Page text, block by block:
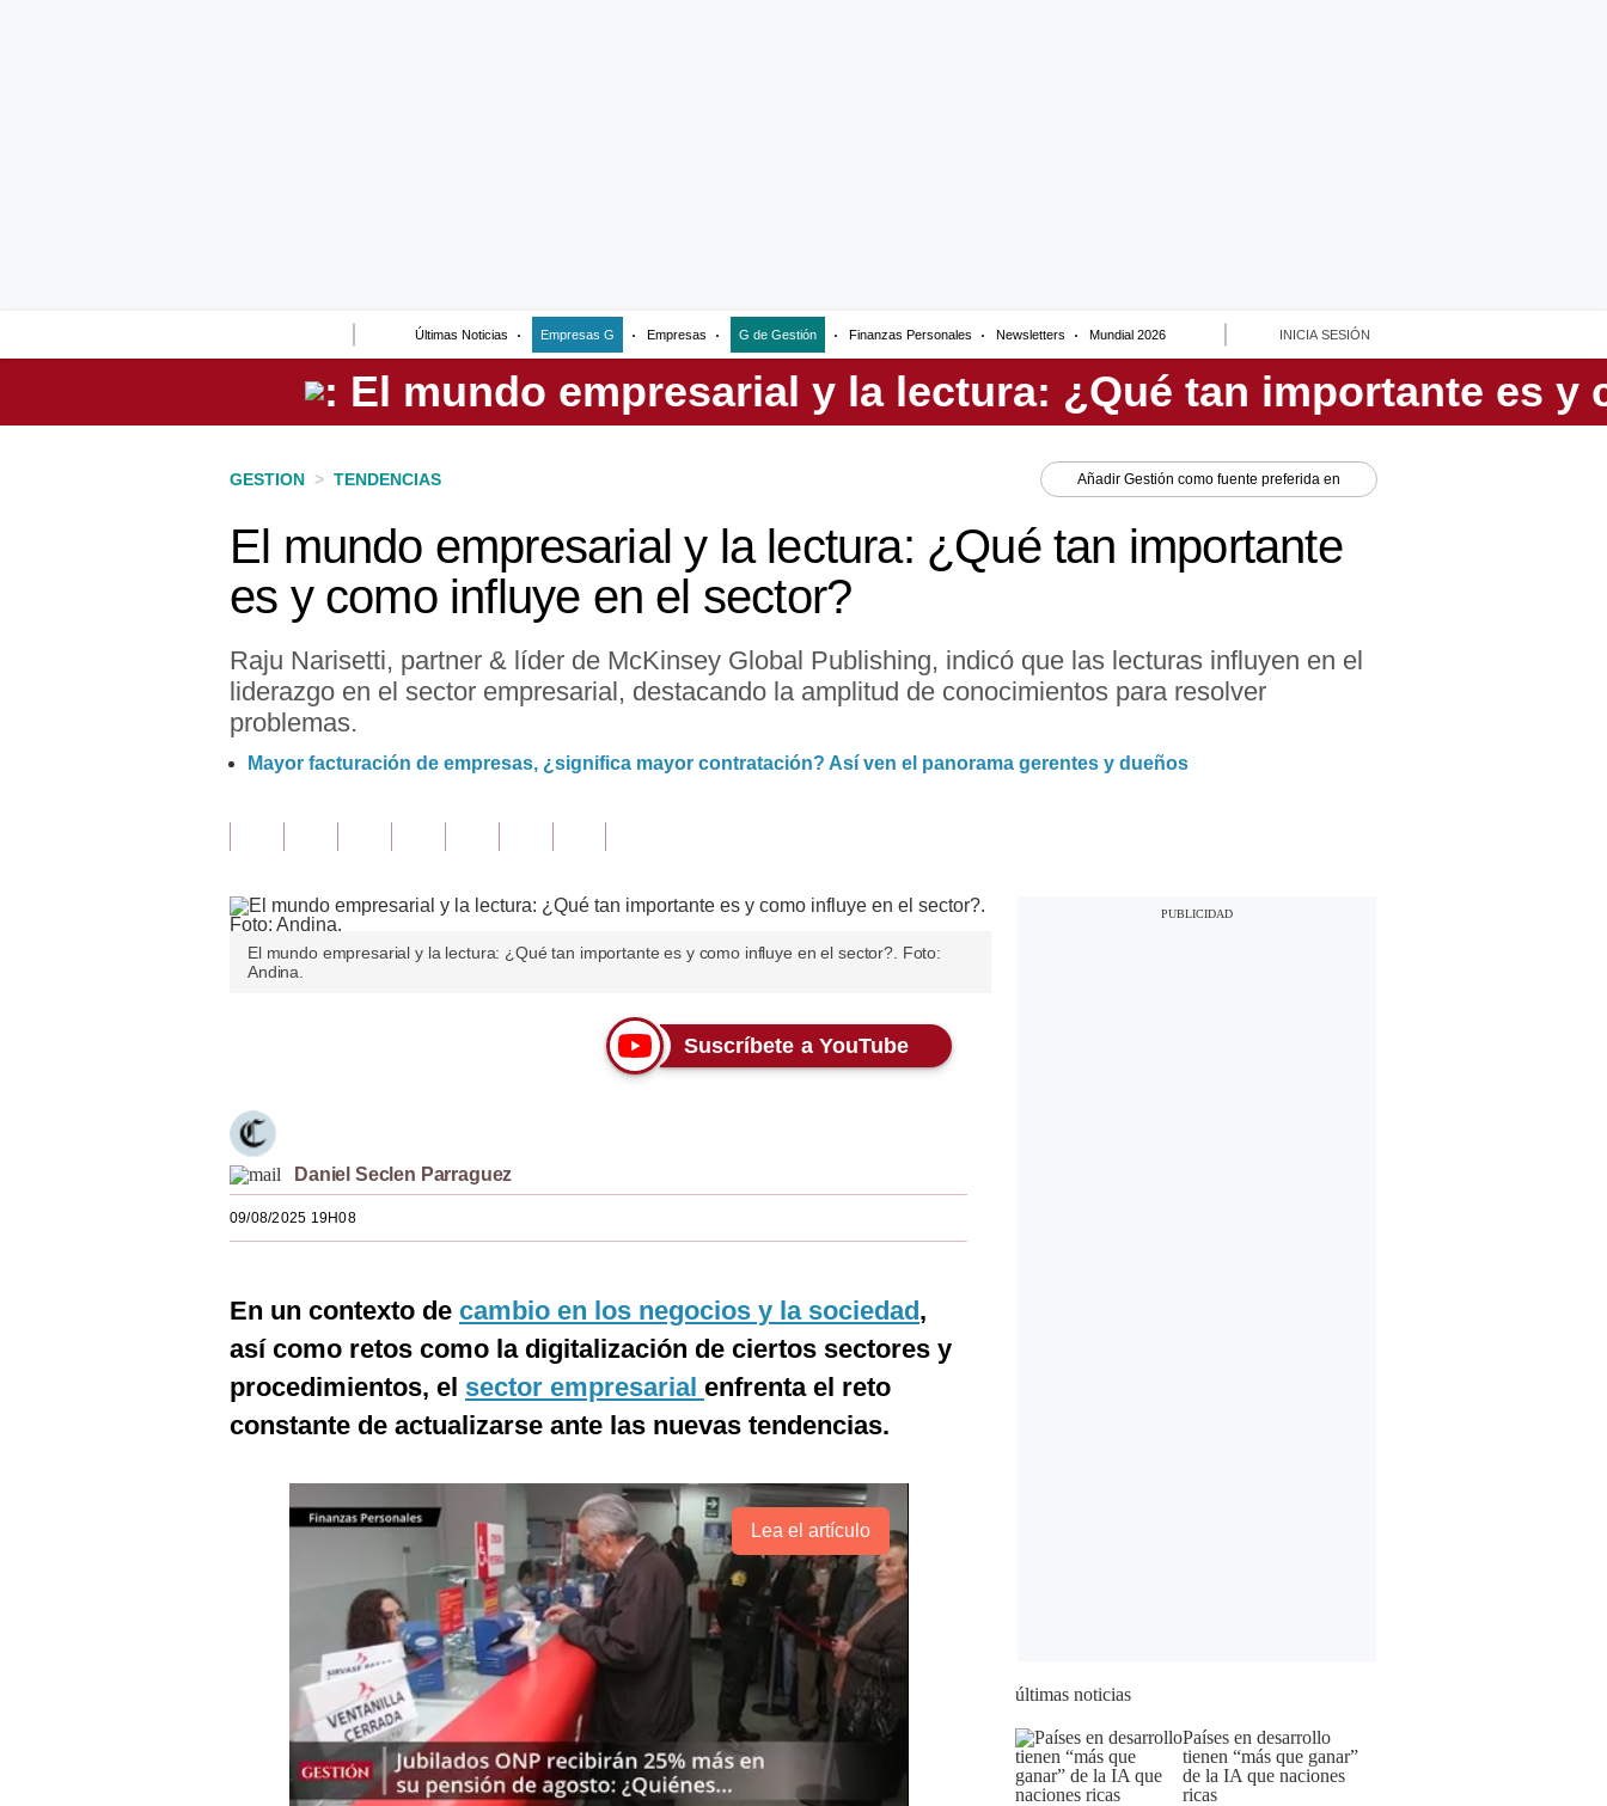
Últimas Noticias Empresas G Empresas G de Gestión Finanzas Personales Newsletters Mundial 2026 INICIA SESIÓN
Perú
GESTION > TENDENCIAS Añadir Gestión como fuente preferida en
El mundo empresarial y la lectura: ¿Qué tan importante
es y como influye en el sector?
Raju Narisetti, partner & líder de McKinsey Global Publishing, indicó que las lecturas influyen en el
liderazgo en el sector empresarial, destacando la amplitud de conocimientos para resolver
problemas.
Mayor facturación de empresas, ¿significa mayor contratación? Así ven el panorama gerentes y dueños
El mundo empresarial y la lectura: ¿Qué tan importante es y como influye en el sector?. Foto:
Andina.
Suscríbete a YouTube
Daniel Seclen Parraguez
09/08/2025 19H08
En un contexto de cambio en los negocios y la sociedad,
así como retos como la digitalización de ciertos sectores y
procedimientos, el sector empresarial enfrenta el reto
constante de actualizarse ante las nuevas tendencias.
Lea el artículo
últimas noticias
Países en desarrollo
tienen “más que ganar”
de la IA que naciones
ricas